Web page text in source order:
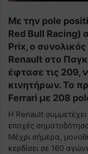
Με την pole
Red Bull Racing)
Prix, ο
Renault στο
έφτασε τις 209,
κινητήρων. Το
Ferrari με 208
Η Renault
εποχές
Μέχρι σήμερα,
κερδίσει σε 160